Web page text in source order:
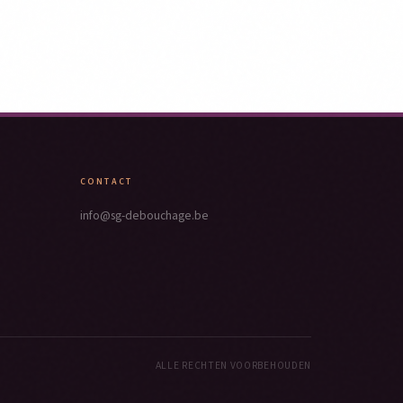
CONTACT
info@sg-debouchage.be
ALLE RECHTEN VOORBEHOUDEN